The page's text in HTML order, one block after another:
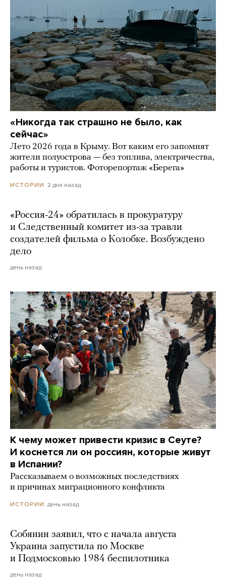
«Никогда так страшно не было, как
сейчас»
Лето 2026 года в Крыму. Вот каким его запомнят
жители полуострова — без топлива, электричества,
работы и туристов. Фоторепортаж «Берега»
ИСТОРИИ 2 дня назад
«Россия-24» обратилась в прокуратуру
и Следственный комитет из-за травли
создателей фильма о Колобке. Возбуждено
дело
день назад
К чему может привести кризис в Сеуте?
И коснется ли он россиян, которые живут
в Испании?
Рассказываем о возможных последствиях
и причинах миграционного конфликта
ИСТОРИИ день назад
Собянин заявил, что с начала августа
Украина запустила по Москве
и Подмосковью 1984 беспилотника
день назад